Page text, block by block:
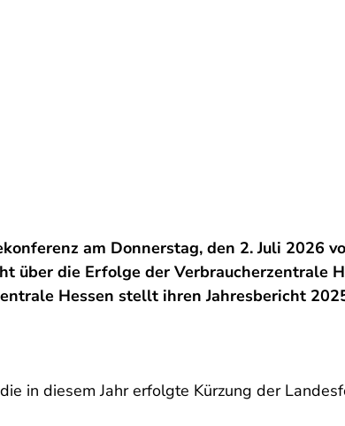
am Donnerstag, den 2. Juli 2026
über die Erfolge der Verbraucherzentrale
Hessen stellt ihren Jahresbericht
in diesem Jahr erfolgte Kürzung der